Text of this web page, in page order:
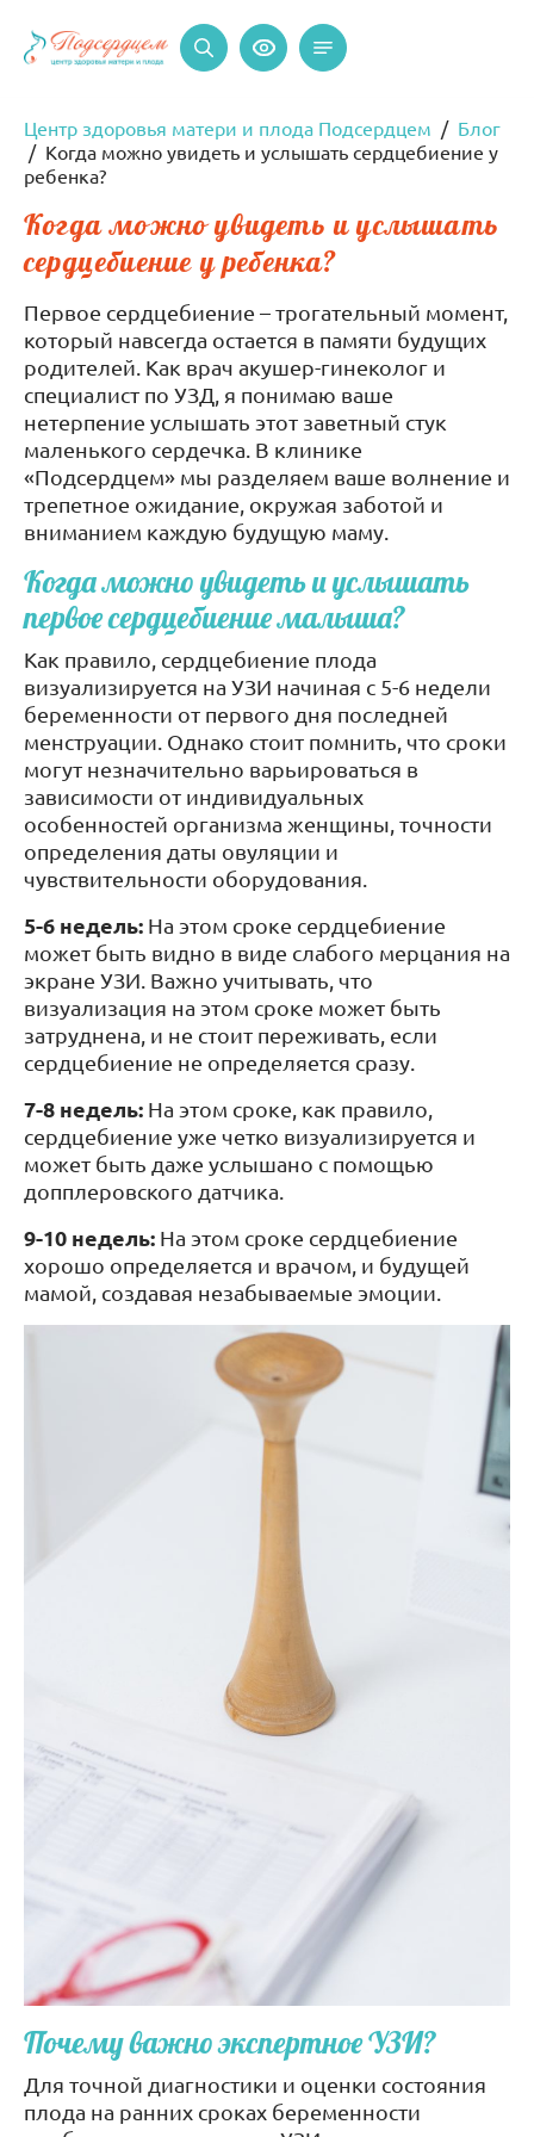
Когда можно увидеть и услышать
сердцебиение у ребенка?
Центр здоровья матери и плода Подсердцем
Блог
Когда можно увидеть и услышать сердцебиение у
ребенка?
Первое сердцебиение – трогательный момент,
который навсегда остается в памяти будущих
родителей. Как врач акушер-гинеколог и
специалист по УЗД, я понимаю ваше
нетерпение услышать этот заветный стук
маленького сердечка. В клинике
«Подсердцем» мы разделяем ваше волнение и
трепетное ожидание, окружая заботой и
вниманием каждую будущую маму.
Когда можно увидеть и услышать
первое сердцебиение малыша?
Как правило, сердцебиение плода
визуализируется на УЗИ начиная с 5-6 недели
беременности от первого дня последней
менструации. Однако стоит помнить, что сроки
могут незначительно варьироваться в
зависимости от индивидуальных
особенностей организма женщины, точности
определения даты овуляции и
чувствительности оборудования.
5-6 недель: На этом сроке сердцебиение
может быть видно в виде слабого мерцания на
экране УЗИ. Важно учитывать, что
визуализация на этом сроке может быть
затруднена, и не стоит переживать, если
сердцебиение не определяется сразу.
7-8 недель: На этом сроке, как правило,
сердцебиение уже четко визуализируется и
может быть даже услышано с помощью
допплеровского датчика.
9-10 недель: На этом сроке сердцебиение
хорошо определяется и врачом, и будущей
мамой, создавая незабываемые эмоции.
Почему важно экспертное УЗИ?
Для точной диагностики и оценки состояния
плода на ранних сроках беременности